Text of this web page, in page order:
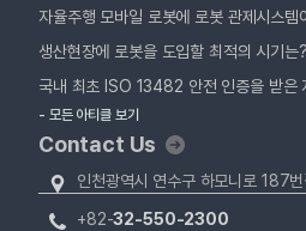
자율주행 모바일 로봇에 로봇 관제시스템
생산현장에 로봇을 도입할 최적의 시기는?
국내 최초 ISO 13482 안전 인증을 받
- 모든 아티클 보기
Contact Us
인천광역시 연수구 하모니로 187
+82-32-550-2300